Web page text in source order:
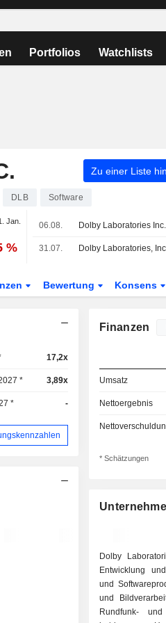
Portfolios Watchlists
Zu einer Liste
DLB Software
Jan.
%
06.08.
31.07.
Bewertung Konsens
17,2x
* 3,89x
* -
Finanzen
Umsatz
Nettoergebnis
* Schätzungen
Dolby
Entwicklung
und
und
Rundfunk-